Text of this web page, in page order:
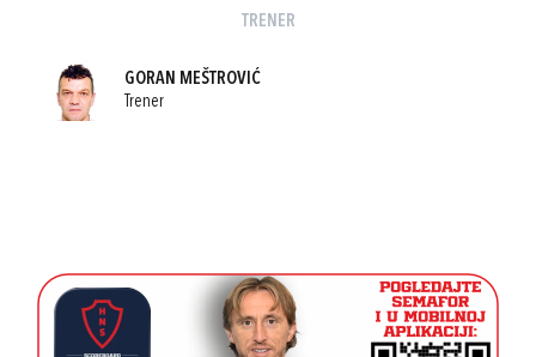
TRENER
GORAN MEŠTROVIĆ
Trener